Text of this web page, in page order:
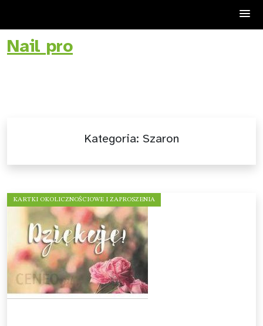
Skip
toNail pro
Kategoria: Szaron
KARTKI OKOLICZNOŚCIOWE I ZAPROSZENIA